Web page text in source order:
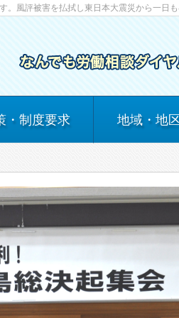
風評被害を払拭し東日本大震災から一日も
・制度要求 地域・地